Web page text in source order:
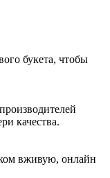
букета, чтобы
качества.
вживую, онлайн